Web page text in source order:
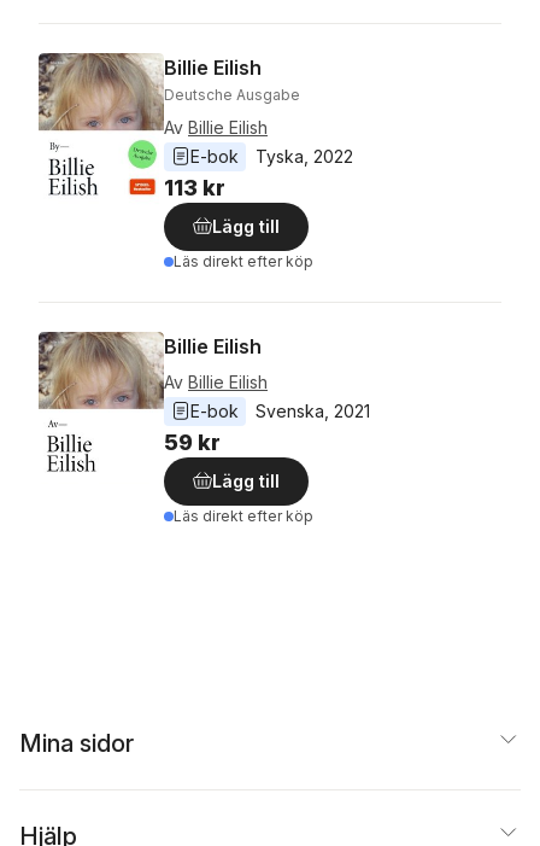
Billie Eilish
Deutsche Ausgabe
Av Billie Eilish
E-bok
Tyska 2022
113 kr
Lägg till
Läs direkt efter köp
Billie Eilish
Av Billie Eilish
E-bok
Svenska 2021
59 kr
Lägg till
Läs direkt efter köp
Mina sidor
Hjälp